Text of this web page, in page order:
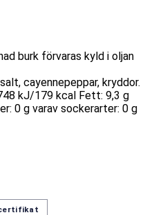
burk förvaras kyld i oljan
cayennepeppar, kryddor.
kJ/179 kcal Fett: 9,3 g
0 g varav sockerarter: 0 g